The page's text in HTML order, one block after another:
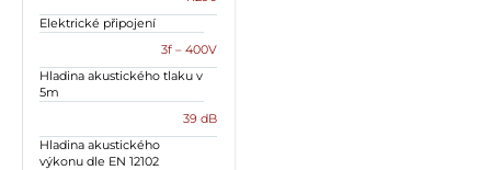
Elektrické připojení
3f – 400V
Hladina akustického tlaku v
5m
39 dB
Hladina akustického
výkonu dle EN 12102